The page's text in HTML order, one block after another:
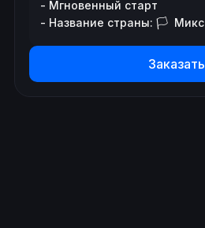
- Мгновенный старт
- Название страны: 🏳️  Микс
Заказать